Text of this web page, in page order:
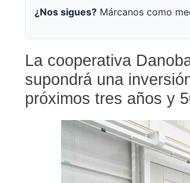
¿Nos sigues? Márcanos como
La cooperativa
supondrá una
próximos tres años y